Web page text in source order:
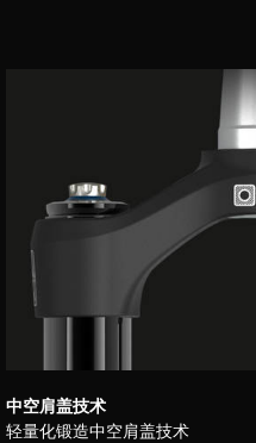
中空肩盖技术
轻量化锻造中空肩盖技术